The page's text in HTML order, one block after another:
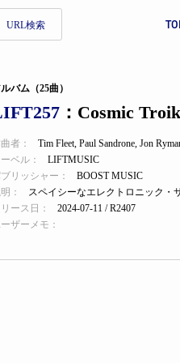
URL検索
バム（25曲）
：Cosmic
者： Tim Fleet, Paul Sandrone, Jon
ベル：
LIFTMUSIC
リッシャー：
BOOST MUSIC
：
ース日：
2024-07-11 / R2407
ザーメモ：